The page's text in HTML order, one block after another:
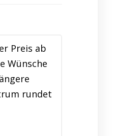
Preis ab
Wünsche
rundet